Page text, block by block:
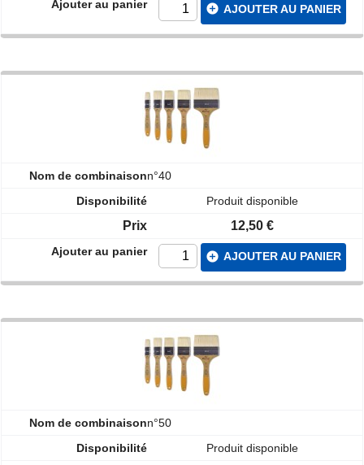
add_circle AJOUTER AU PANIER
n°40
Produit disponible
12,50 €
add_circle AJOUTER AU PANIER
n°50
Produit disponible